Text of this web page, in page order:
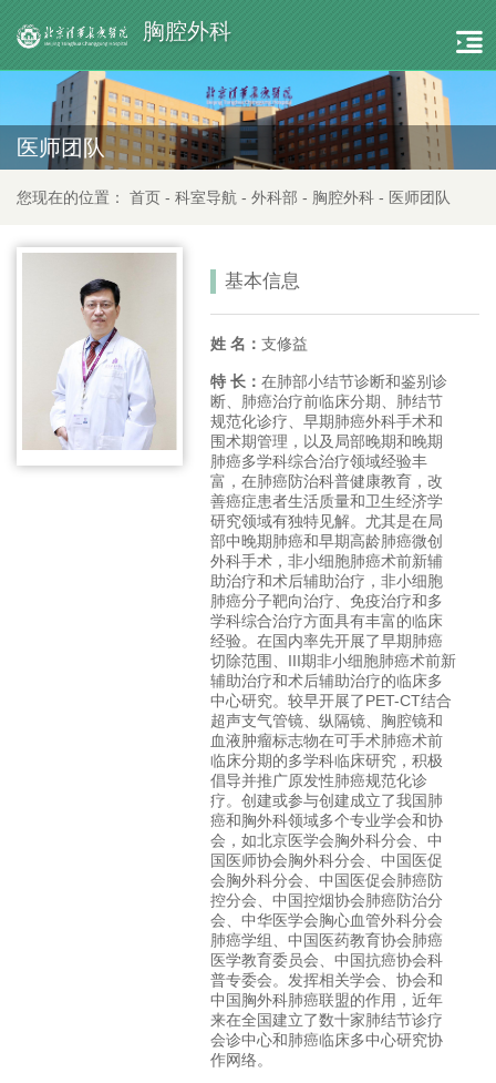
胸腔外科
医师团队
您现在的位置： 首页 - 科室导航 - 外科部 - 胸腔外科 - 医师团队
基本信息
姓 名： 支修益
特 长： 在肺部小结节诊断和鉴别诊
断、肺癌治疗前临床分期、肺结节
规范化诊疗、早期肺癌外科手术和
围术期管理，以及局部晚期和晚期
肺癌多学科综合治疗领域经验丰
富，在肺癌防治科普健康教育，改
善癌症患者生活质量和卫生经济学
研究领域有独特见解。尤其是在局
部中晚期肺癌和早期高龄肺癌微创
外科手术，非小细胞肺癌术前新辅
助治疗和术后辅助治疗，非小细胞
肺癌分子靶向治疗、免疫治疗和多
学科综合治疗方面具有丰富的临床
经验。在国内率先开展了早期肺癌
切除范围、III期非小细胞肺癌术前新
辅助治疗和术后辅助治疗的临床多
中心研究。较早开展了PET-CT结合
超声支气管镜、纵隔镜、胸腔镜和
血液肿瘤标志物在可手术肺癌术前
临床分期的多学科临床研究，积极
倡导并推广原发性肺癌规范化诊
疗。创建或参与创建成立了我国肺
癌和胸外科领域多个专业学会和协
会，如北京医学会胸外科分会、中
国医师协会胸外科分会、中国医促
会胸外科分会、中国医促会肺癌防
控分会、中国控烟协会肺癌防治分
会、中华医学会胸心血管外科分会
肺癌学组、中国医药教育协会肺癌
医学教育委员会、中国抗癌协会科
普专委会。发挥相关学会、协会和
中国胸外科肺癌联盟的作用，近年
来在全国建立了数十家肺结节诊疗
会诊中心和肺癌临床多中心研究协
作网络。